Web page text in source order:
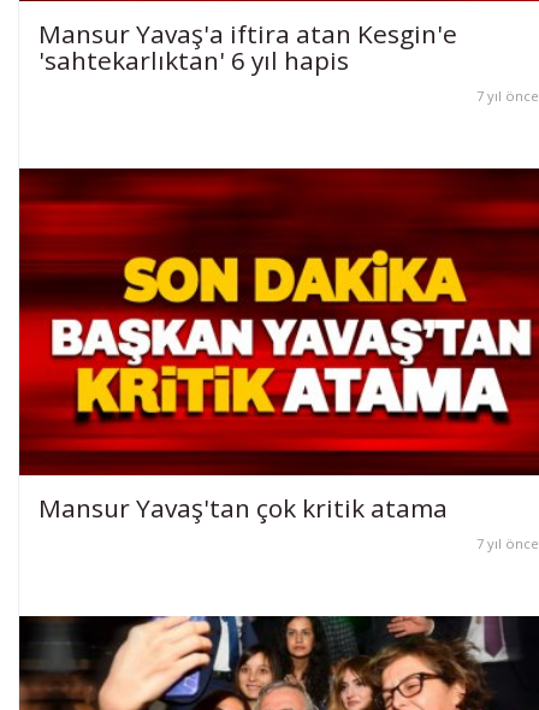
Mansur Yavaş'a iftira atan Kesgin'e
'sahtekarlıktan' 6 yıl hapis
7 yıl önce
Mansur Yavaş'tan çok kritik atama
7 yıl önce